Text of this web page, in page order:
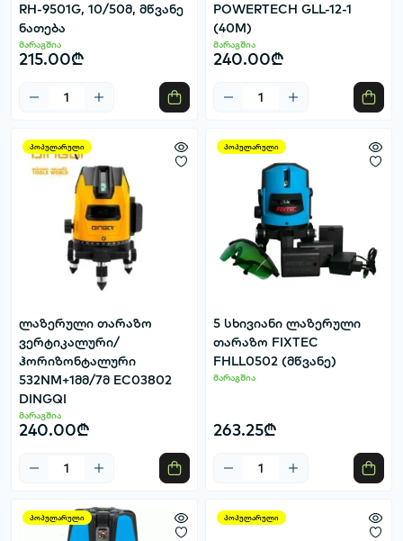
RH-9501G, 10/50მ, მწვანე
ნათება
მარაგშია
215.00₾
POWERTECH GLL-12-1
(40M)
მარაგშია
240.00₾
პოპულარული
ლაზერული თარაზო
ვერტიკალური/
ჰორიზონტალური
532NM+1მმ/7მ EC03802
DINGQI
მარაგშია
240.00₾
პოპულარული
5 სხივიანი ლაზერული
თარაზო FIXTEC
FHLL0502 (მწვანე)
მარაგშია
263.25₾
პოპულარული პოპულარული